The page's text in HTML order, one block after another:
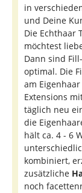
in
und Deine
Die Echthaar
möchtest
Dann sind
optimal. Die
am
Extensions
täglich neu
die
hält ca. 4 - 6
kombiniert,
zusätzliche
noch